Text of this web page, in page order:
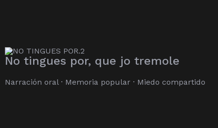
No tingues por, que jo tremole
Narración oral · Memoria popular · Miedo compartido